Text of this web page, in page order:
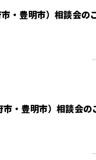
・豊明市）相談会の
・豊明市）相談会の